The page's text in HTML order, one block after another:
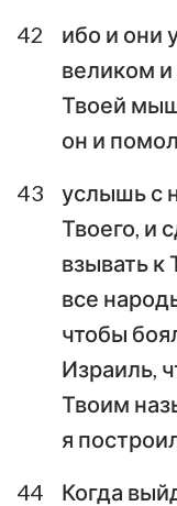
42
ибо и они
великом и
Твоей
он и
43
услышь с
Твоего, и
взывать к
все
чтобы
Израиль,
Твоим
я
44
Когда